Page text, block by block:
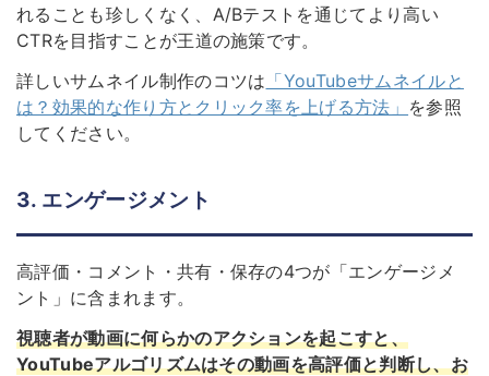
れることも珍しくなく、A/Bテストを通じてより高い
CTRを目指すことが王道の施策です。
詳しいサムネイル制作のコツは 「YouTubeサムネイルと
は？効果的な作り方とクリック率を上げる方法」 を参照
してください。
3. エンゲージメント
高評価・コメント・共有・保存の4つが「エンゲージメ
ント」に含まれます。
視聴者が動画に何らかのアクションを起こすと、
YouTubeアルゴリズムはその動画を高評価と判断し、お